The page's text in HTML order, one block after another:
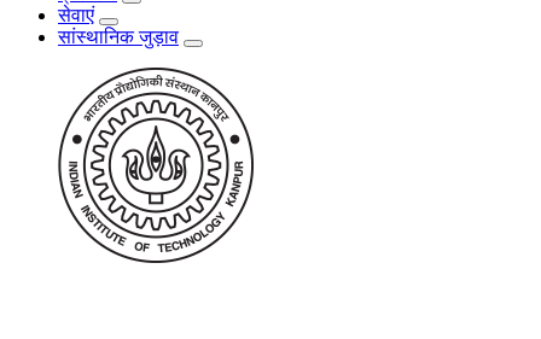
सेवाएं
सांस्थानिक जुड़ाव